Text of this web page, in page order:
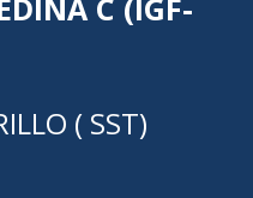
( SST)